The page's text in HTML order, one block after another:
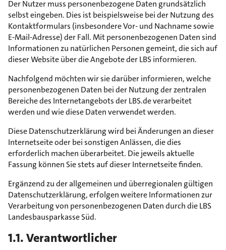
Der Nutzer muss personenbezogene Daten grundsätzlich
selbst eingeben. Dies ist beispielsweise bei der Nutzung des
Kontaktformulars (insbesondere Vor- und Nachname sowie
E-Mail-Adresse) der Fall. Mit personenbezogenen Daten sind
Informationen zu natürlichen Personen gemeint, die sich auf
dieser Website über die Angebote der LBS informieren.
Nachfolgend möchten wir sie darüber informieren, welche
personenbezogenen Daten bei der Nutzung der zentralen
Bereiche des Internetangebots der LBS.de verarbeitet
werden und wie diese Daten verwendet werden.
Diese Datenschutzerklärung wird bei Änderungen an dieser
Internetseite oder bei sonstigen Anlässen, die dies
erforderlich machen überarbeitet. Die jeweils aktuelle
Fassung können Sie stets auf dieser Internetseite finden.
Ergänzend zu der allgemeinen und überregionalen gültigen
Datenschutzerklärung, erfolgen weitere Informationen zur
Verarbeitung von personenbezogenen Daten durch die LBS
Landesbausparkasse Süd.
1.1. Verantwortlicher